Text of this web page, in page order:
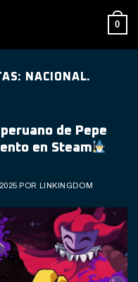
0
NACIONAL.
de Pepe
en Steam
POR LINKINGDOM